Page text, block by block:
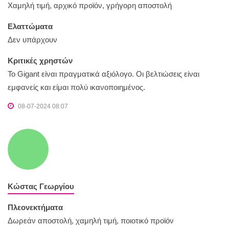
Χαμηλή τιμή, αρχικό προϊόν, γρήγορη αποστολή
Ελαττώματα
Δεν υπάρχουν
Κριτικές χρηστών
Το Gigant είναι πραγματικά αξιόλογο. Οι βελτιώσεις είναι
εμφανείς και είμαι πολύ ικανοποιημένος.
08-07-2024 08:07
Κώστας Γεωργίου
Πλεονεκτήματα
Δωρεάν αποστολή, χαμηλή τιμή, ποιοτικό προϊόν